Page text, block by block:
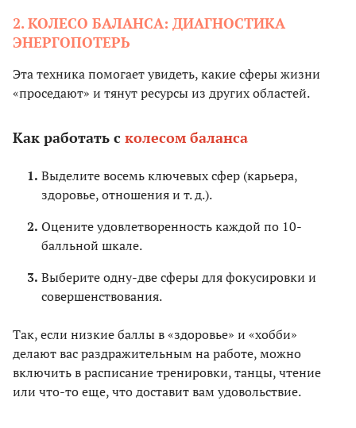
2. КОЛЕСО БАЛАНСА: ДИАГНОСТИКА
ЭНЕРГОПОТЕРЬ
Эта техника помогает увидеть, какие сферы жизни
«проседают» и тянут ресурсы из других областей.
Как работать с колесом баланса
Выделите восемь ключевых сфер (карьера,
здоровье, отношения и т. д.).
Оцените удовлетворенность каждой по 10-
балльной шкале.
Выберите одну-две сферы для фокусировки и
совершенствования.
Так, если низкие баллы в «здоровье» и «хобби»
делают вас раздражительным на работе, можно
включить в расписание тренировки, танцы, чтение
или что-то еще, что доставит вам удовольствие.